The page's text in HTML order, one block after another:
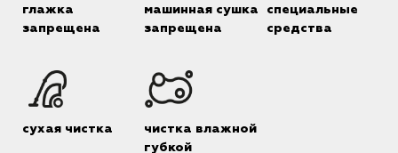
глажка
запрещена
машинная сушка
запрещена
специальные
средства
сухая чистка
чистка влажной
губкой